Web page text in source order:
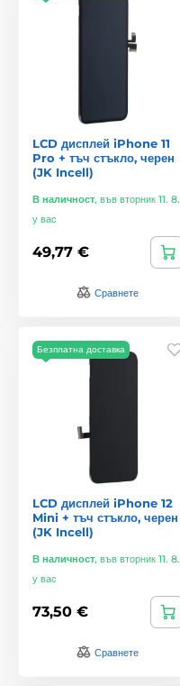
LCD дисплей iPhone 11
Pro + тъч стъкло, черен
(JK Incell)
В наличност, във вторник 11. 8.
у вас
49,77 €
Сравнете
Безплатна доставка
LCD дисплей iPhone 12
Mini + тъч стъкло, черен
(JK Incell)
В наличност, във вторник 11. 8.
у вас
73,50 €
Сравнете